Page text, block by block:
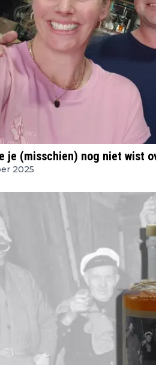
je (misschien) nog niet wist
2025